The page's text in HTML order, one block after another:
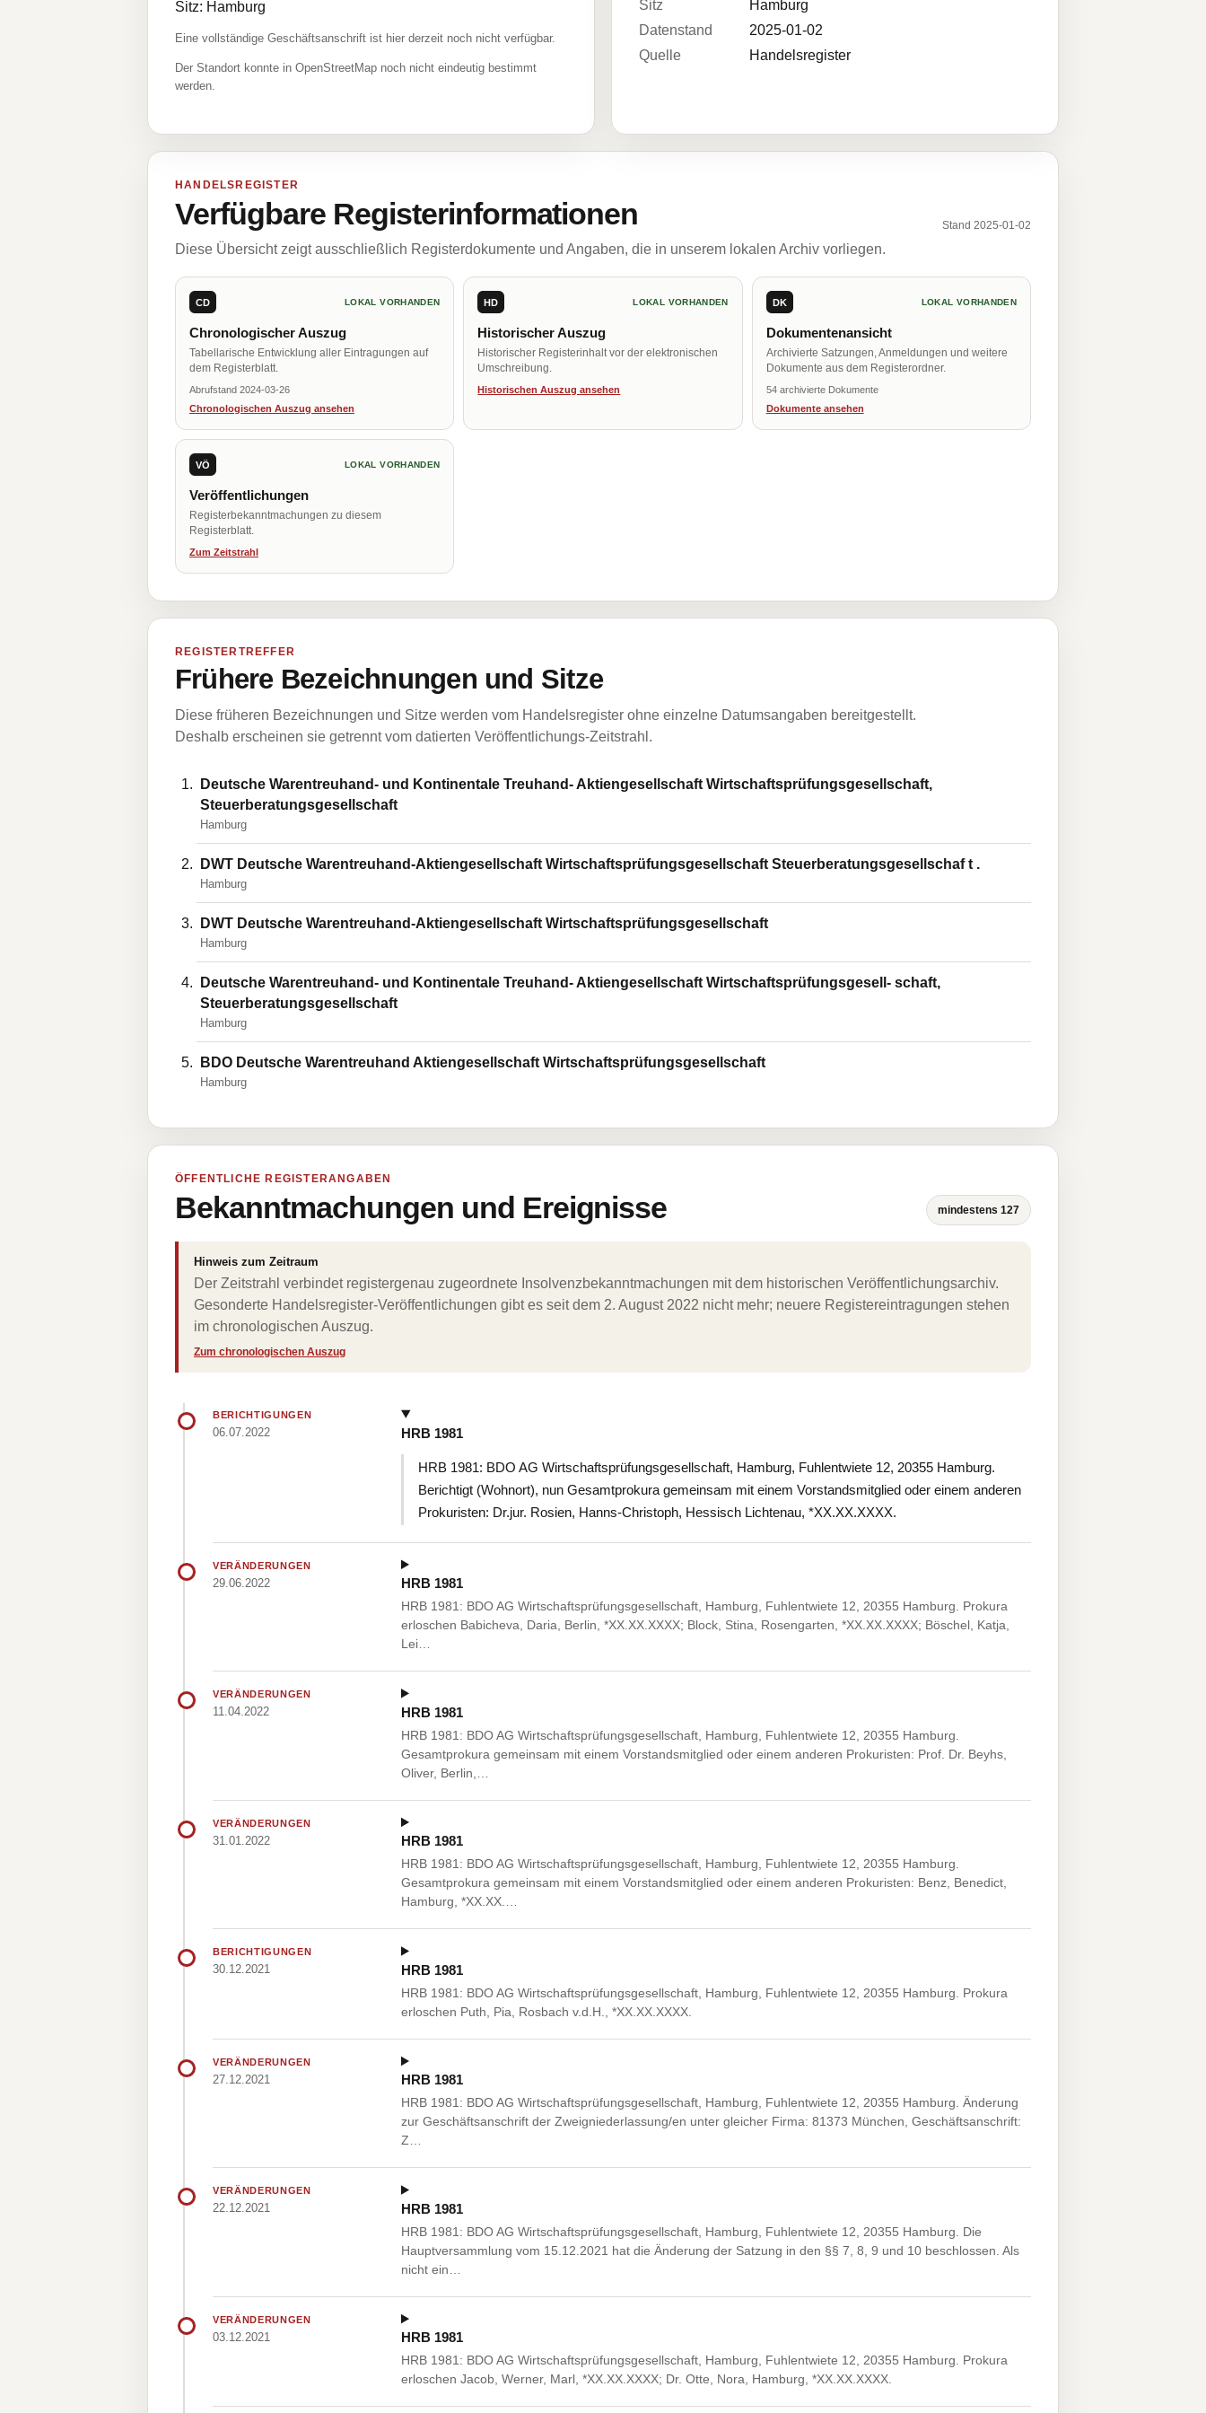
Sitz: Hamburg
Eine vollständige Geschäftsanschrift ist hier derzeit noch nicht verfügbar.
Der Standort konnte in OpenStreetMap noch nicht eindeutig bestimmt
werden.
Sitz
Hamburg
Datenstand
2025-01-02
Quelle
Handelsregister
HANDELSREGISTER
Verfügbare Registerinformationen Stand 2025-01-02
Diese Übersicht zeigt ausschließlich Registerdokumente und Angaben, die in unserem lokalen Archiv vorliegen.
CD LOKAL VORHANDEN
Chronologischer Auszug
Tabellarische Entwicklung aller Eintragungen auf
dem Registerblatt.
Abrufstand 2024-03-26
Chronologischen Auszug ansehen
HD LOKAL VORHANDEN
Historischer Auszug
Historischer Registerinhalt vor der elektronischen
Umschreibung.
Historischen Auszug ansehen
DK LOKAL VORHANDEN
Dokumentenansicht
Archivierte Satzungen, Anmeldungen und weitere
Dokumente aus dem Registerordner.
54 archivierte Dokumente
Dokumente ansehen
VÖ LOKAL VORHANDEN
Veröffentlichungen
Registerbekanntmachungen zu diesem
Registerblatt.
Zum Zeitstrahl
REGISTERTREFFER
Frühere Bezeichnungen und Sitze
Diese früheren Bezeichnungen und Sitze werden vom Handelsregister ohne einzelne Datumsangaben bereitgestellt.
Deshalb erscheinen sie getrennt vom datierten Veröffentlichungs-Zeitstrahl.
Deutsche Warentreuhand- und Kontinentale Treuhand- Aktiengesellschaft Wirtschaftsprüfungsgesellschaft,
Steuerberatungsgesellschaft
Hamburg
DWT Deutsche Warentreuhand-Aktiengesellschaft Wirtschaftsprüfungsgesellschaft Steuerberatungsgesellschaf t .
Hamburg
DWT Deutsche Warentreuhand-Aktiengesellschaft Wirtschaftsprüfungsgesellschaft
Hamburg
Deutsche Warentreuhand- und Kontinentale Treuhand- Aktiengesellschaft Wirtschaftsprüfungsgesell- schaft,
Steuerberatungsgesellschaft
Hamburg
BDO Deutsche Warentreuhand Aktiengesellschaft Wirtschaftsprüfungsgesellschaft
Hamburg
ÖFFENTLICHE REGISTERANGABEN
Bekanntmachungen und Ereignisse mindestens 127
Hinweis zum Zeitraum
Der Zeitstrahl verbindet registergenau zugeordnete Insolvenzbekanntmachungen mit dem historischen Veröffentlichungsarchiv.
Gesonderte Handelsregister-Veröffentlichungen gibt es seit dem 2. August 2022 nicht mehr; neuere Registereintragungen stehen
im chronologischen Auszug.
Zum chronologischen Auszug
BERICHTIGUNGEN
06.07.2022 HRB 1981
HRB 1981: BDO AG Wirtschaftsprüfungsgesellschaft, Hamburg, Fuhlentwiete 12, 20355 Hamburg.
Berichtigt (Wohnort), nun Gesamtprokura gemeinsam mit einem Vorstandsmitglied oder einem anderen
Prokuristen: Dr.jur. Rosien, Hanns-Christoph, Hessisch Lichtenau, *XX.XX.XXXX.
VERÄNDERUNGEN
29.06.2022 HRB 1981
HRB 1981: BDO AG Wirtschaftsprüfungsgesellschaft, Hamburg, Fuhlentwiete 12, 20355 Hamburg. Prokura
erloschen Babicheva, Daria, Berlin, *XX.XX.XXXX; Block, Stina, Rosengarten, *XX.XX.XXXX; Böschel, Katja,
Lei…
VERÄNDERUNGEN
11.04.2022 HRB 1981
HRB 1981: BDO AG Wirtschaftsprüfungsgesellschaft, Hamburg, Fuhlentwiete 12, 20355 Hamburg.
Gesamtprokura gemeinsam mit einem Vorstandsmitglied oder einem anderen Prokuristen: Prof. Dr. Beyhs,
Oliver, Berlin,…
VERÄNDERUNGEN
31.01.2022 HRB 1981
HRB 1981: BDO AG Wirtschaftsprüfungsgesellschaft, Hamburg, Fuhlentwiete 12, 20355 Hamburg.
Gesamtprokura gemeinsam mit einem Vorstandsmitglied oder einem anderen Prokuristen: Benz, Benedict,
Hamburg, *XX.XX.…
BERICHTIGUNGEN
30.12.2021 HRB 1981
HRB 1981: BDO AG Wirtschaftsprüfungsgesellschaft, Hamburg, Fuhlentwiete 12, 20355 Hamburg. Prokura
erloschen Puth, Pia, Rosbach v.d.H., *XX.XX.XXXX.
VERÄNDERUNGEN
27.12.2021 HRB 1981
HRB 1981: BDO AG Wirtschaftsprüfungsgesellschaft, Hamburg, Fuhlentwiete 12, 20355 Hamburg. Änderung
zur Geschäftsanschrift der Zweigniederlassung/en unter gleicher Firma: 81373 München, Geschäftsanschrift:
Z…
VERÄNDERUNGEN
22.12.2021 HRB 1981
HRB 1981: BDO AG Wirtschaftsprüfungsgesellschaft, Hamburg, Fuhlentwiete 12, 20355 Hamburg. Die
Hauptversammlung vom 15.12.2021 hat die Änderung der Satzung in den §§ 7, 8, 9 und 10 beschlossen. Als
nicht ein…
VERÄNDERUNGEN
03.12.2021 HRB 1981
HRB 1981: BDO AG Wirtschaftsprüfungsgesellschaft, Hamburg, Fuhlentwiete 12, 20355 Hamburg. Prokura
erloschen Jacob, Werner, Marl, *XX.XX.XXXX; Dr. Otte, Nora, Hamburg, *XX.XX.XXXX.